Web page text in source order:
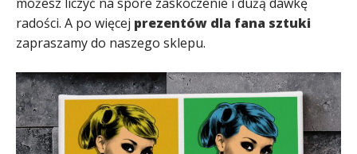
radości. A po więcej prezentów dla fana sztuki
zapraszamy do naszego sklepu.